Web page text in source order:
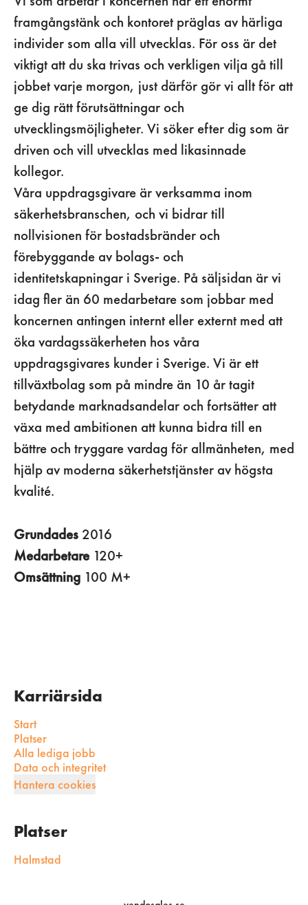
framgångstänk och kontoret präglas av härliga
individer som alla vill utvecklas. För oss är det
viktigt att du ska trivas och verkligen vilja gå till
jobbet varje morgon, just därför gör vi allt för att
ge dig rätt förutsättningar och
utvecklingsmöjligheter. Vi söker efter dig som är
driven och vill utvecklas med likasinnade
kollegor.
Våra uppdragsgivare är verksamma inom
säkerhetsbranschen, och vi bidrar till
nollvisionen för bostadsbränder och
förebyggande av bolags- och
identitetskapningar i Sverige. På säljsidan är vi
idag fler än 60 medarbetare som jobbar med
koncernen antingen internt eller externt med att
öka vardagssäkerheten hos våra
uppdragsgivares kunder i Sverige. Vi är ett
tillväxtbolag som på mindre än 10 år tagit
betydande marknadsandelar och fortsätter att
växa med ambitionen att kunna bidra till en
bättre och tryggare vardag för allmänheten, med
hjälp av moderna säkerhetstjänster av högsta
kvalité.
Grundades 2016
Medarbetare 120+
Omsättning 100 M+
Karriärsida
Start
Platser
Alla lediga jobb
Data och integritet
Hantera cookies
Platser
Halmstad